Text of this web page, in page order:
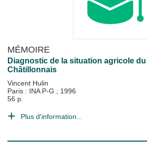
MÉMOIRE
Diagnostic de la situation agricole du
Châtillonnais
Vincent Hulin
Paris : INA P-G ; 1996
56 p.
Plus d'information...